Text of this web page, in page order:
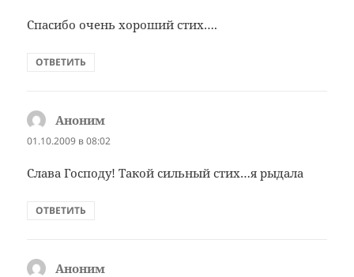
Спасибо очень хороший стих….
ОТВЕТИТЬ
Аноним
01.10.2009 в 08:02
Слава Господу! Такой сильный стих…я рыдала
ОТВЕТИТЬ
Аноним